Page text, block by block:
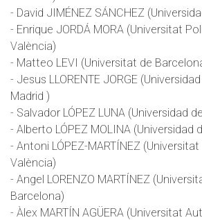
- David JIMÉNEZ SÁNCHEZ
- Enrique JORDÁ MORA (Universitat
València)
- Matteo LEVI (Universitat de
- Jesus LLORENTE JORGE
Madrid )
- Salvador LÓPEZ LUNA (Universidad
- Alberto LÓPEZ MOLINA (Universidad
- Antoni LÓPEZ-MARTÍNEZ
València)
- Angel LORENZO MARTÍNEZ
Barcelona)
- Àlex MARTÍN AGÜERA (Universitat